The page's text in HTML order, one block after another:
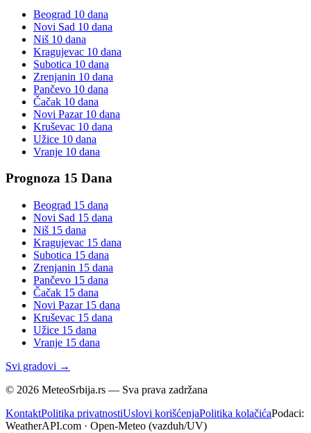
Beograd 10 dana
Novi Sad 10 dana
Niš 10 dana
Kragujevac 10 dana
Subotica 10 dana
Zrenjanin 10 dana
Pančevo 10 dana
Čačak 10 dana
Novi Pazar10 dana
Kruševac 10 dana
Užice 10 dana
Vranje 10 dana
Prognoza 15 Dana
Beograd 15 dana
Novi Sad 15 dana
Niš 15 dana
Kragujevac 15 dana
Subotica 15 dana
Zrenjanin 15 dana
Pančevo 15 dana
Čačak 15 dana
Novi Pazar15 dana
Kruševac 15 dana
Užice 15 dana
Vranje 15 dana
Svi gradovi →
© 2026 MeteoSrbija.rs — Sva prava zadržana
KontaktPolitika privatnostiUslovi korišćenjaPolitika kolačićaPodaci:
WeatherAPI.com · Open-Meteo (vazduh/UV)